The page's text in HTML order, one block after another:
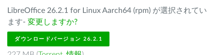
LibreOffice 26.2.1 for Linux Aarch64 (rpm) が選択されてい
ます- 変更しますか?
ダウンロードバージョン 26.2.1